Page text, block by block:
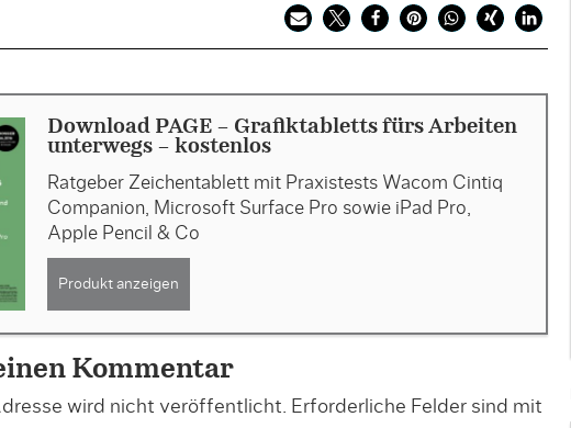
Download PAGE - Grafiktabletts fürs Arbeiten
unterwegs - kostenlos
Ratgeber Zeichentablett mit Praxistests Wacom Cintiq
Companion, Microsoft Surface Pro sowie iPad Pro,
Apple Pencil & Co
Produkt anzeigen
Kommentar
wird nicht veröffentlicht. Erforderliche Felder sind mit